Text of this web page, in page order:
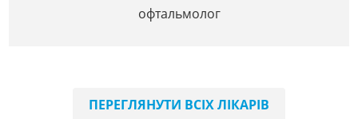
офтальмолог
ПЕРЕГЛЯНУТИ ВСІХ ЛІКАРІВ